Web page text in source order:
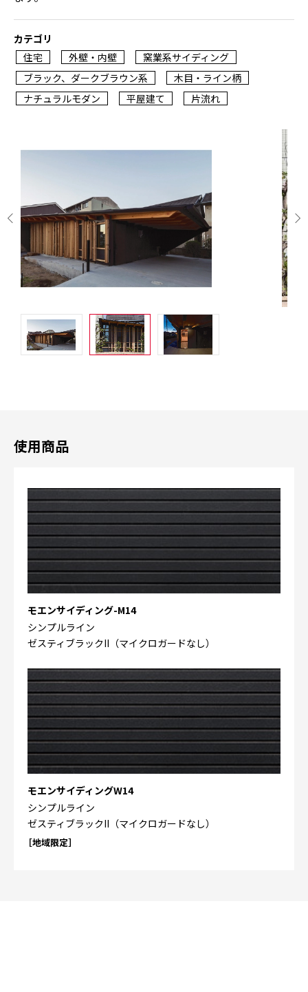
カテゴリ
住宅
外壁・内壁
窯業系サイディング
ブラック、ダークブラウン系
木目・ライン柄
ナチュラルモダン
平屋建て 片流れ
使用商品
モエンサイディング-M14
シンプルライン
ゼスティブラックII（マイクロガードなし）
モエンサイディングW14
シンプルライン
ゼスティブラックII（マイクロガードなし）
［地域限定］